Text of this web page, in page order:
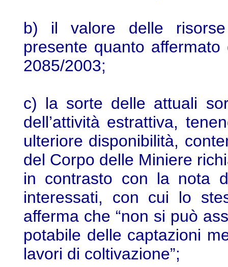
b) il valore delle
presente quanto
2085/2003;
c) la sorte delle attuali
dell’attività estrattiva,
ulteriore disponibilità,
del Corpo delle Miniere
in contrasto con la nota
interessati, con cui lo
afferma che “non si può
potabile delle captazioni
lavori di coltivazione”;